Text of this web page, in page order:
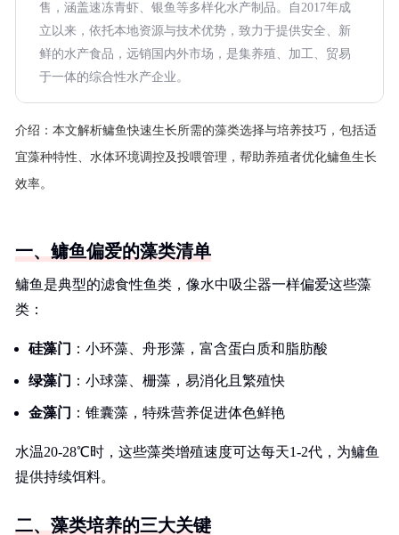
售，涵盖速冻青虾、银鱼等多样化水产制品。自2017年成
立以来，依托本地资源与技术优势，致力于提供安全、新
鲜的水产食品，远销国内外市场，是集养殖、加工、贸易
于一体的综合性水产企业。
介绍： 本文解析鳙鱼快速生长所需的藻类选择与培养技巧，包括适
宜藻种特性、水体环境调控及投喂管理，帮助养殖者优化鳙鱼生长
效率。
一、鳙鱼偏爱的藻类清单
鳙鱼是典型的滤食性鱼类，像水中吸尘器一样偏爱这些藻
类：
硅藻门 ：小环藻、舟形藻，富含蛋白质和脂肪酸
绿藻门 ：小球藻、栅藻，易消化且繁殖快
金藻门 ：锥囊藻，特殊营养促进体色鲜艳
水温20-28℃时，这些藻类增殖速度可达每天1-2代，为鳙鱼
提供持续饵料。
二、藻类培养的三大关键